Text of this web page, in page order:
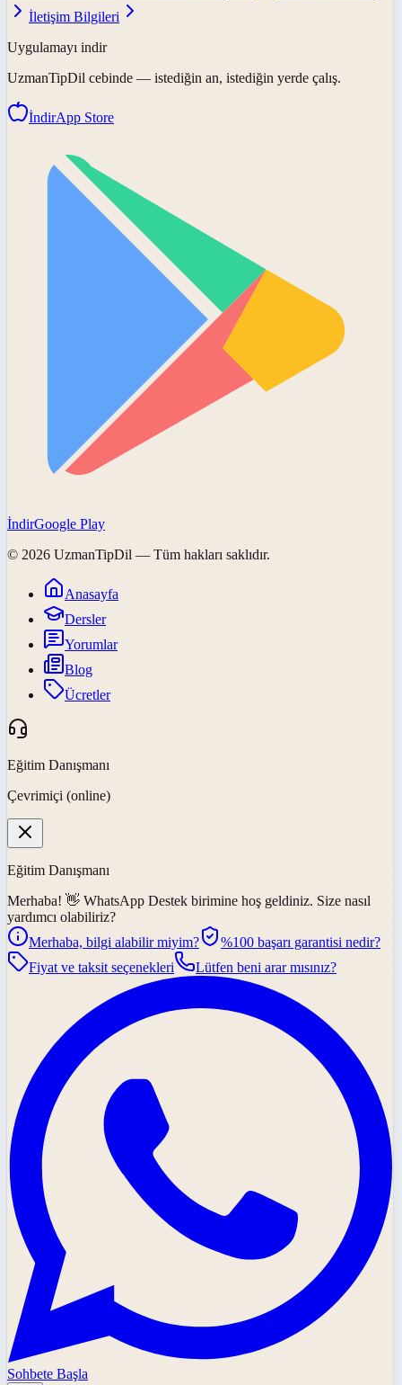
İletişim Bilgileri
Uygulamayı indir
UzmanTipDil cebinde — istediğin an, istediğin yerde çalış.
İndirApp Store
İndirGoogle Play
© 2026 UzmanTipDil — Tüm hakları saklıdır.
Anasayfa
Dersler
Yorumlar
Blog
Ücretler
Eğitim Danışmanı
Çevrimiçi (online)
Eğitim Danışmanı
Merhaba! 👋 WhatsApp Destek birimine hoş geldiniz. Size nasıl
yardımcı olabiliriz?
Merhaba, bilgi alabilir miyim?
%100 başarı garantisi nedir?
Fiyat ve taksit seçenekleri
Lütfen beni arar mısınız?
Sohbete Başla